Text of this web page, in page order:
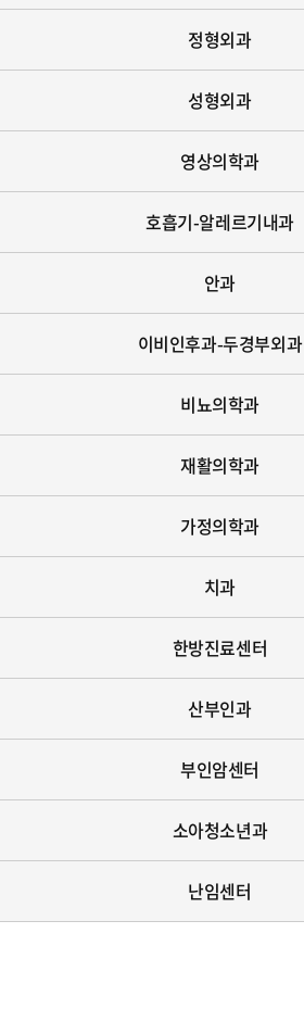
정형외과
성형외과
영상의학과
호흡기-알레르기내과
안과
이비인후과-두경부외과
비뇨의학과
재활의학과
가정의학과
치과
한방진료센터
산부인과
부인암센터
소아청소년과
난임센터